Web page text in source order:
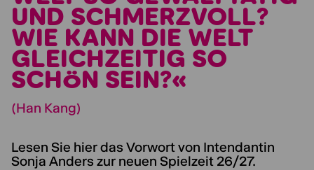
UND SCHMERZVOLL?
WIE KANN DIE WELT
GLEICHZEITIG SO
SCHÖN SEIN?«
(Han Kang)
Lesen Sie hier das Vorwort von Intendantin
Sonja Anders zur neuen Spielzeit 26/27.